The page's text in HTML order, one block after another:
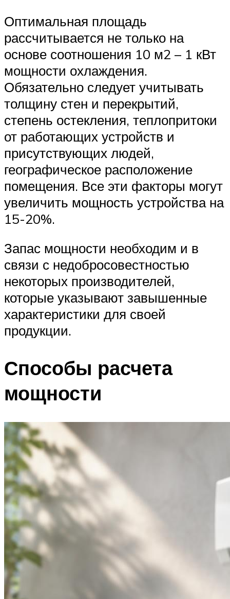
Оптимальная площадь
рассчитывается не только на
основе соотношения 10 м2 – 1 кВт
мощности охлаждения.
Обязательно следует учитывать
толщину стен и перекрытий,
степень остекления, теплопритоки
от работающих устройств и
присутствующих людей,
географическое расположение
помещения. Все эти факторы могут
увеличить мощность устройства на
15-20%.
Запас мощности необходим и в
связи с недобросовестностью
некоторых производителей,
которые указывают завышенные
характеристики для своей
продукции.
Способы расчета
мощности